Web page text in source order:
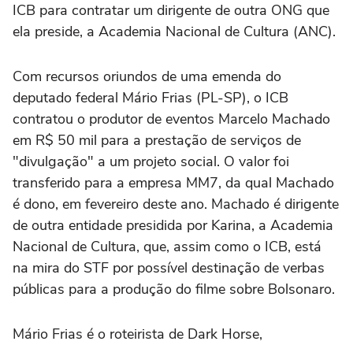
ICB para contratar um dirigente de outra ONG que
ela preside, a Academia Nacional de Cultura (ANC).
Com recursos oriundos de uma emenda do
deputado federal Mário Frias (PL-SP), o ICB
contratou o produtor de eventos Marcelo Machado
em R$ 50 mil para a prestação de serviços de
"divulgação" a um projeto social. O valor foi
transferido para a empresa MM7, da qual Machado
é dono, em fevereiro deste ano. Machado é dirigente
de outra entidade presidida por Karina, a Academia
Nacional de Cultura, que, assim como o ICB, está
na mira do STF por possível destinação de verbas
públicas para a produção do filme sobre Bolsonaro.
Mário Frias é o roteirista de Dark Horse,